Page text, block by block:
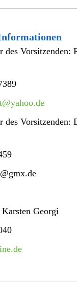
des Vorsitzenden:
des Vorsitzenden:
Karsten Georgi